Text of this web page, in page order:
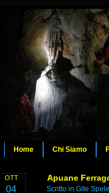
Home Chi Siamo
OTT
04
Apuane
Scritto in Gite